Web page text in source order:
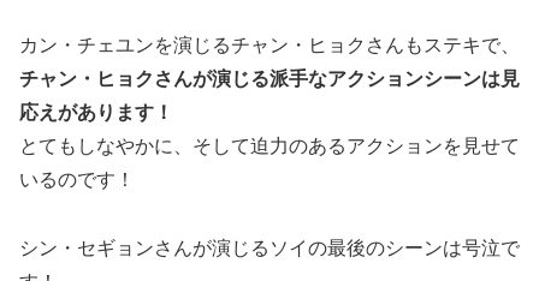
カン・チェユンを演じるチャン・ヒョクさんもステキで、
チャン・ヒョクさんが演じる派手なアクションシーンは見
応えがあります！
とてもしなやかに、そして迫力のあるアクションを見せて
いるのです！
シン・セギョンさんが演じるソイの最後のシーンは号泣で